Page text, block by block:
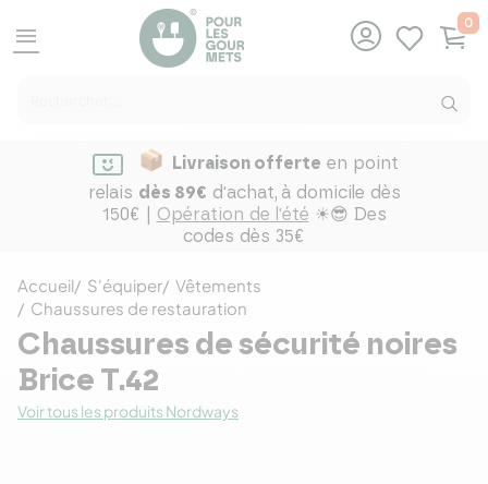
menu
0
Livraison offerte en point
relais dès 89€ d'achat, à domicile dès
150€ | Opération de l'été ☀😎 Des
codes dès 35€
Accueil S'équiper
Vêtements
Chaussures de restauration
Chaussures de sécurité noires
Brice T.42
Voir tous les produits Nordways